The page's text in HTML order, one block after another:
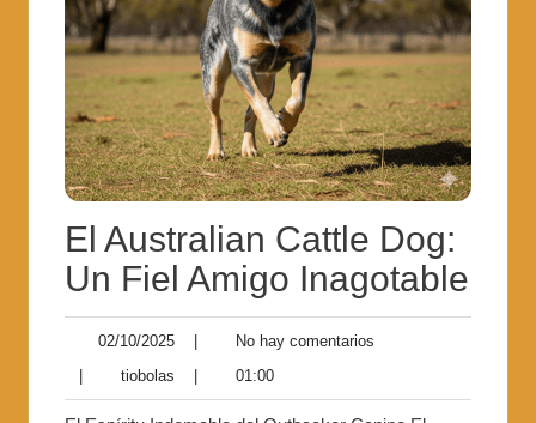
El Australian Cattle Dog:
Un Fiel Amigo Inagotable
02/10/2025
No hay comentarios
tiobolas 01:00